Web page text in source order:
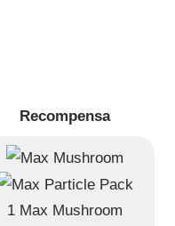
Recompensa
1 Max Mushroom